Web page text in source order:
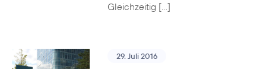
Gleichzeitig […]
29. Juli 2016